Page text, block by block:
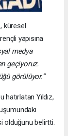
, küresel
yapısına
medya
geçiyoruz.
görülüyor.”
hatırlatan Yıldız,
olduğunu belirtti.